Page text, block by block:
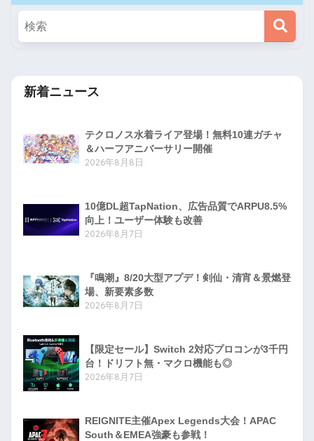
新着ニュース
テクロノス水着ライア登場！無料10連ガチャ
＆ハーフアニバーサリー開催
2026年8月8日
10億DL超TapNation、広告品質でARPU8.5%
向上！ユーザー体験も改善
2026年8月7日
『鳴潮』8/20大型アプデ！剣仙・清宵＆景燃登
場、新要素多数
2026年8月7日
【限定セール】Switch 2対応プロコンが3千円
台！ドリフト無・マクロ機能も◎
2026年8月7日
REIGNITE主催Apex Legends大会！APAC
South＆EMEA強豪も参戦！